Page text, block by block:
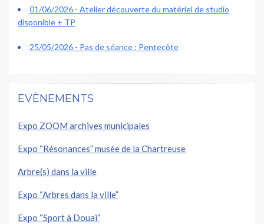
01/06/2026 - Atelier découverte du matériel de studio
disponible + TP
25/05/2026 - Pas de séance : Pentecôte
EVÈNEMENTS
Expo ZOOM archives municipales
Expo “Résonances” musée de la Chartreuse
Arbre(s) dans la ville
Expo “Arbres dans la ville”
Expo “Sport à Douai”